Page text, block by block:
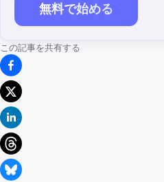
無料で始める
この記事を共有する